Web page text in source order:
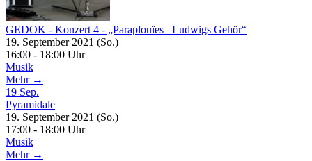
GEDOK - Konzert 4 - „Paraplouïes– Ludwigs Gehör“
19. September 2021 (So.)
16:00 - 18:00 Uhr
Musik
Mehr →
19 Sep.
Pyramidale
19. September 2021 (So.)
17:00 - 18:00 Uhr
Musik
Mehr →